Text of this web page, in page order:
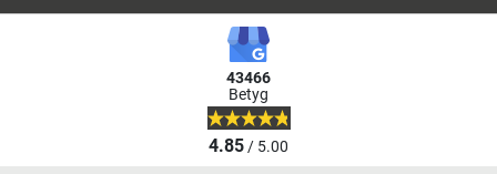
43466
Betyg
4.85/ 5.00